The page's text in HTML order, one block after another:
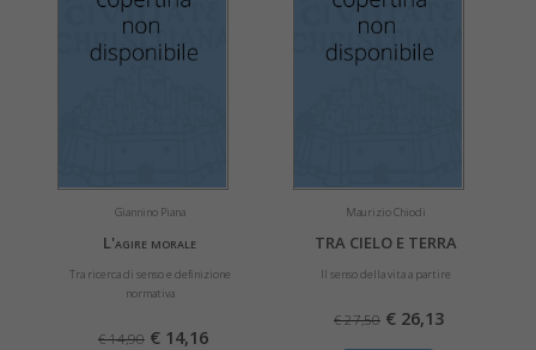
Giannino Piana
L'agire morale
Tra ricerca di senso e definizione
normativa
€ 14,90 € 14,16
Maurizio Chiodi
TRA CIELO E TERRA
Il senso della vita a partire
€ 27,50 € 26,13